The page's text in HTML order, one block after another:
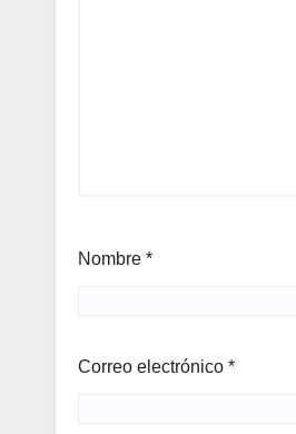
Nombre *
Correo electrónico *